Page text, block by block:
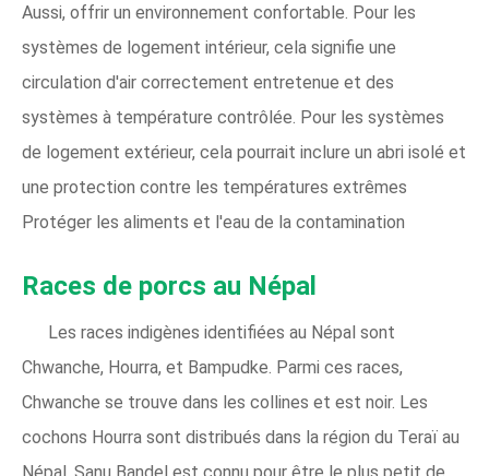
Aussi, offrir un environnement confortable. Pour les
systèmes de logement intérieur, cela signifie une
circulation d'air correctement entretenue et des
systèmes à température contrôlée. Pour les systèmes
de logement extérieur, cela pourrait inclure un abri isolé et
une protection contre les températures extrêmes
Protéger les aliments et l'eau de la contamination
Races de porcs au Népal
Les races indigènes identifiées au Népal sont
Chwanche, Hourra, et Bampudke. Parmi ces races,
Chwanche se trouve dans les collines et est noir. Les
cochons Hourra sont distribués dans la région du Teraï au